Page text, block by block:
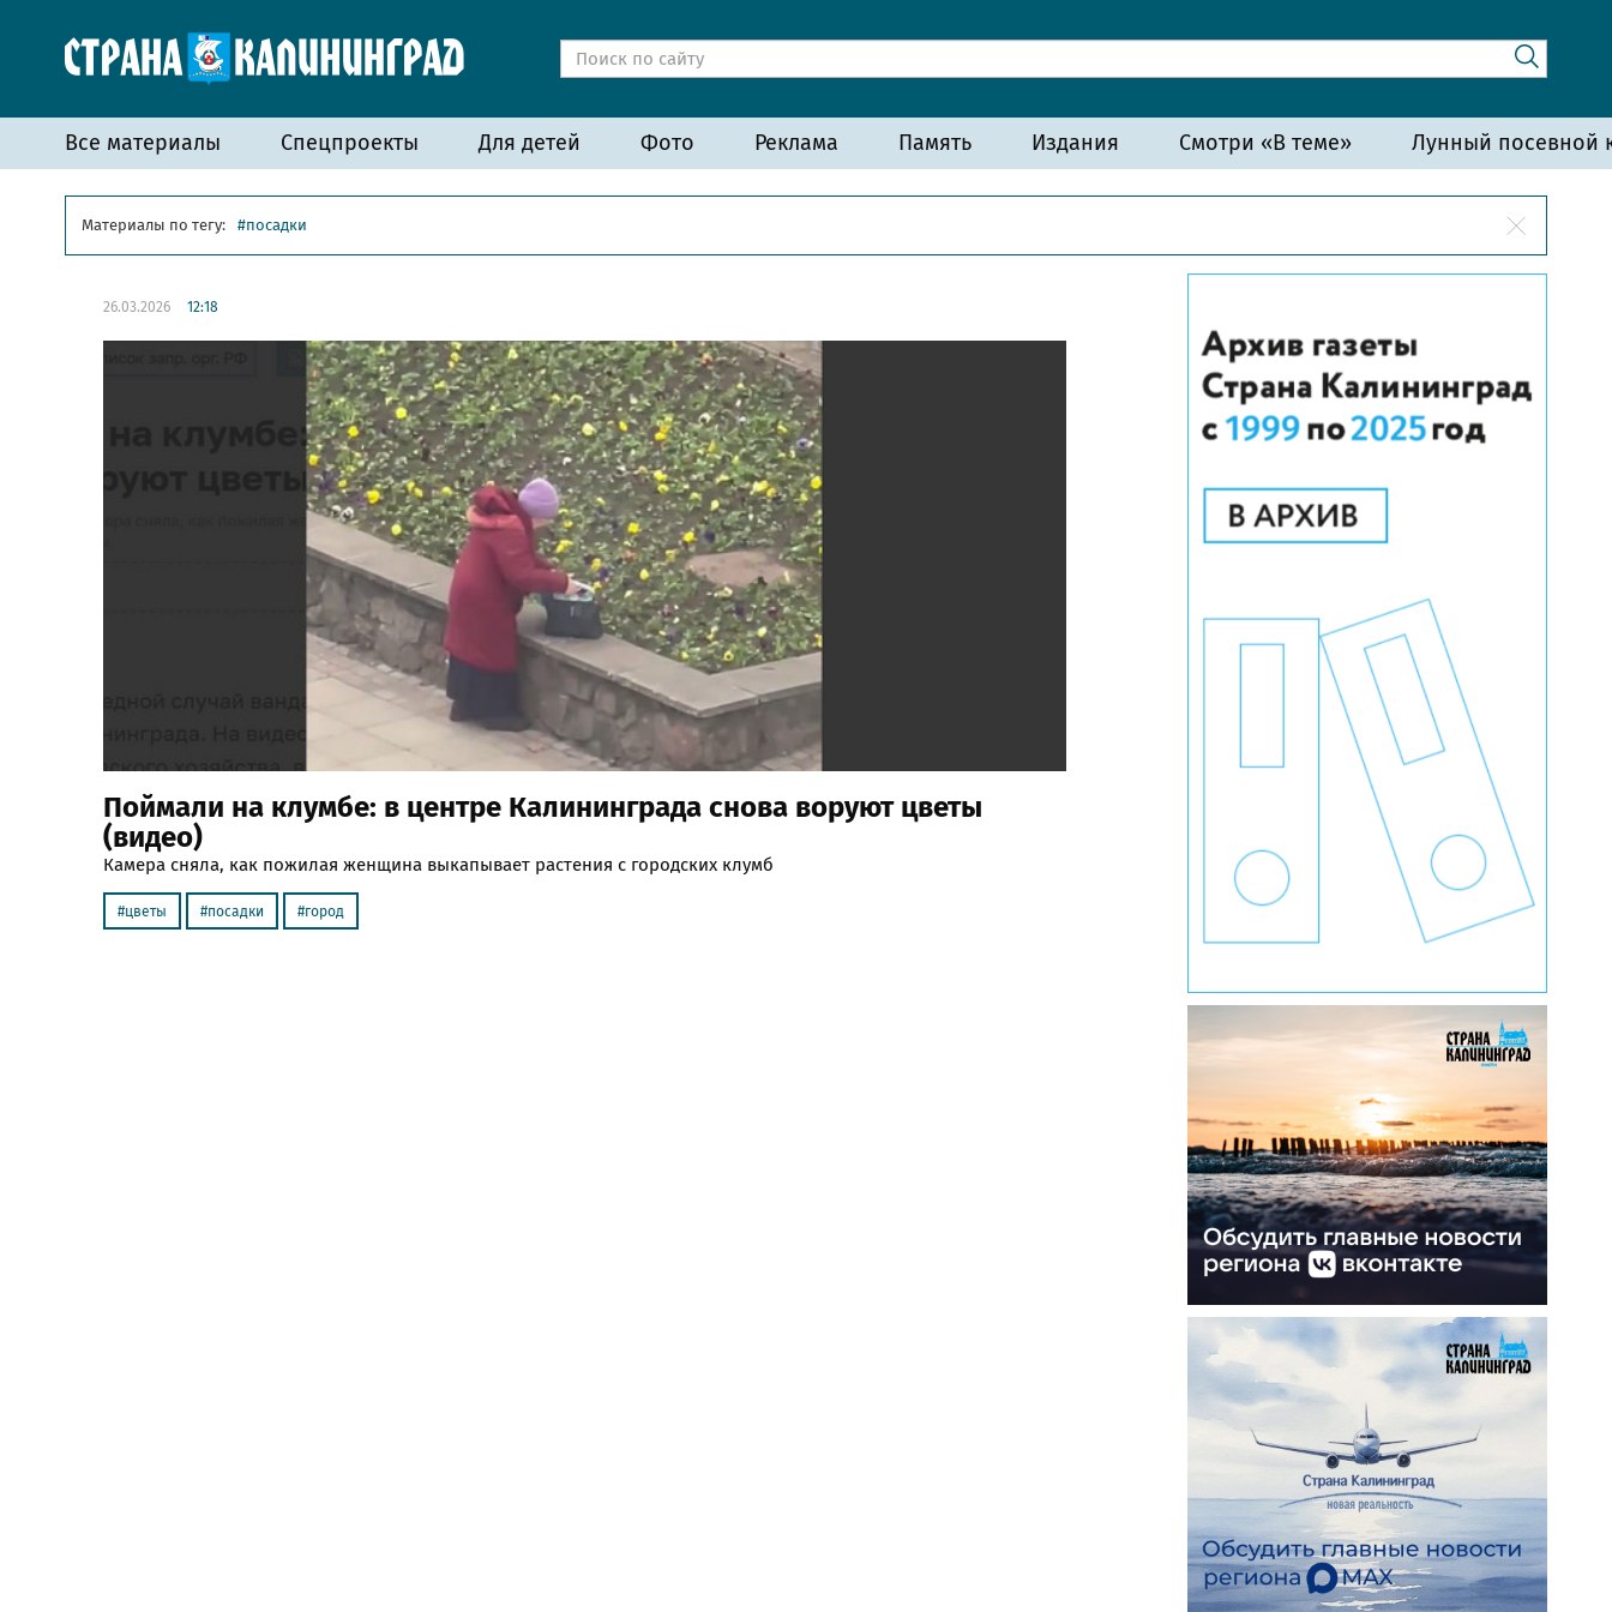
Все материалы Спецпроекты Для детей Фото Реклама Память Издания Смотри «В теме» Лунный посевной
Материалы по тегу: посадки
26.03.2026 12:18
Поймали на клумбе: в центре Калининграда снова воруют цветы
(видео)
Камера сняла, как пожилая женщина выкапывает растения с городских клумб
цветы посадки город